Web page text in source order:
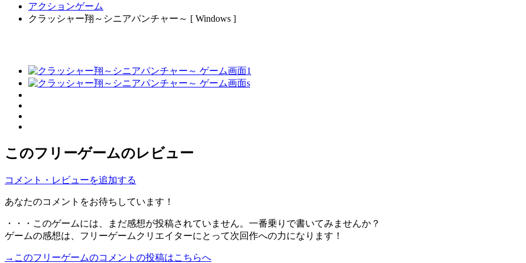
アクションゲーム
クラッシャー翔～シニアパンチャー～ [ Windows ]
このフリーゲームのレビュー
コメント・レビューを追加する
あなたのコメントをお待ちしています！
・・・このゲームには、まだ感想が投稿されていません。一番乗りで書いてみませんか？
ゲームの感想は、フリーゲームクリエイターにとって次回作への力になります！
→このフリーゲームのコメントの投稿はこちらへ